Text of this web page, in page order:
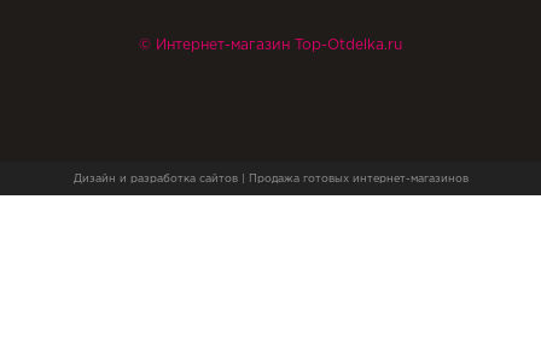
© Интернет-магазин Top-Otdelka.ru
Дизайн и разработка сайтов| Продажа готовых интернет-магазинов